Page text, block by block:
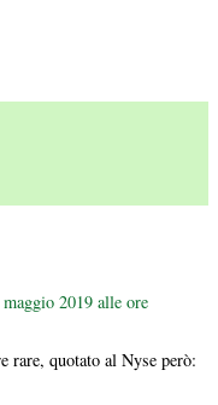
2019 alle ore
rare, quotato al Nyse però: